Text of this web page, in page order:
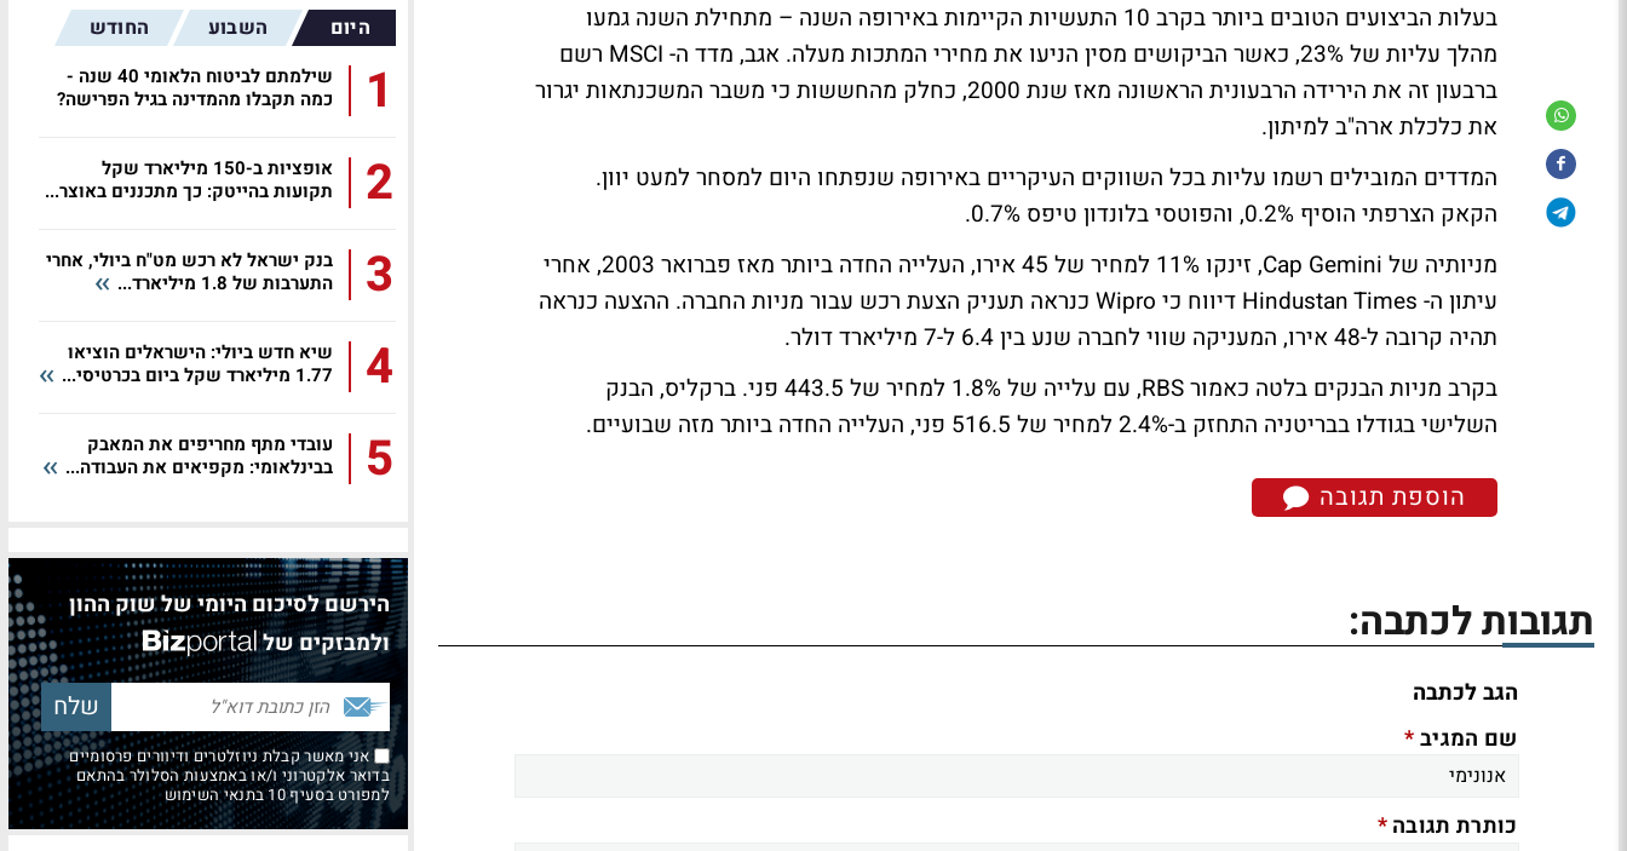
בעלות הביצועים הטובים ביותר בקרב 10 התעשיות הקיימות באירופה השנה – מתחילת השנה גמעו
מהלך עליות של 23%, כאשר הביקושים מסין הניעו את מחירי המתכות מעלה. אגב, מדד ה- MSCI רשם
ברבעון זה את הירידה הרבעונית הראשונה מאז שנת 2000, כחלק מהחששות כי משבר המשכנתאות יגרור
את כלכלת ארה"ב למיתון.
המדדים המובילים רשמו עליות בכל השווקים העיקריים באירופה שנפתחו היום למסחר למעט יוון.
הקאק הצרפתי הוסיף 0.2%, והפוטסי בלונדון טיפס 0.7%.
מניותיה של Cap Gemini, זינקו 11% למחיר של 45 אירו, העלייה החדה ביותר מאז פברואר 2003, אחרי
עיתון ה- Hindustan Times דיווח כי Wipro כנראה תעניק הצעת רכש עבור מניות החברה. ההצעה כנראה
תהיה קרובה ל-48 אירו, המעניקה שווי לחברה שנע בין 6.4 ל-7 מיליארד דולר.
בקרב מניות הבנקים בלטה כאמור RBS, עם עלייה של 1.8% למחיר של 443.5 פני. ברקליס, הבנק
השלישי בגודלו בבריטניה התחזק ב-2.4% למחיר של 516.5 פני, העלייה החדה ביותר מזה שבועיים.
הוספת תגובה
תגובות לכתבה:
הגב לכתבה
שם המגיב*
כותרת תגובה*
היום השבוע החודש
1
שילמתם לביטוח הלאומי 40 שנה -
כמה תקבלו מהמדינה בגיל הפרישה?
2
אופציות ב-150 מיליארד שקל
תקועות בהייטק: כך מתכננים באוצר...
3
בנק ישראל לא רכש מט"ח ביולי, אחרי
התערבות של 1.8 מיליארד...
4
שיא חדש ביולי: הישראלים הוציאו
1.77 מיליארד שקל ביום בכרטיסי...
5
עובדי מתף מחריפים את המאבק
בבינלאומי: מקפיאים את העבודה...
הירשם לסיכום היומי של שוק ההון
ולמבזקים של
אני מאשר קבלת ניוזלטרים ודיוורים פרסומיים
בדואר אלקטרוני ו/או באמצעות הסלולר בהתאם
למפורט בסעיף 10 בתנאי השימוש